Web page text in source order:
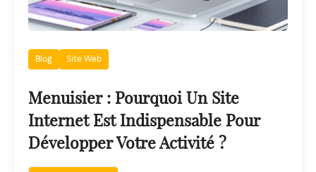
Blog Site Web
Menuisier : Pourquoi Un Site
Internet Est Indispensable Pour
Développer Votre Activité ?